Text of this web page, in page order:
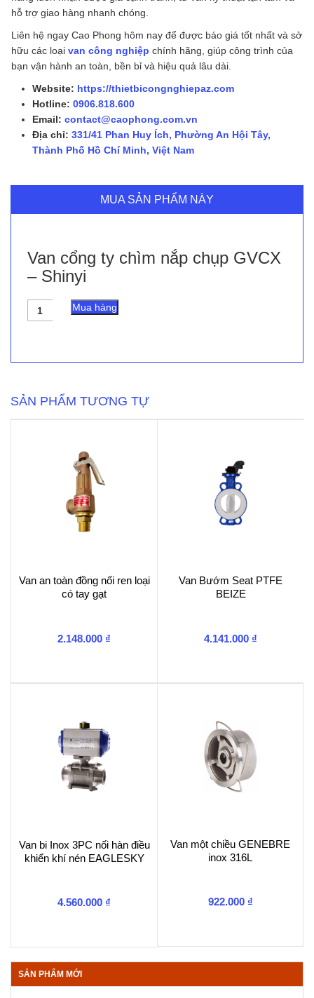
hỗ trợ giao hàng nhanh chóng.
Liên hệ ngay Cao Phong hôm nay để được báo giá tốt nhất và sở
hữu các loại van công nghiệp chính hãng, giúp công trình của
bạn vận hành an toàn, bền bỉ và hiệu quả lâu dài.
Website: https://thietbicongnghiepaz.com
Hotline: 0906.818.600
Email: contact@caophong.com.vn
Địa chỉ: 331/41 Phan Huy Ích, Phường An Hội Tây,
Thành Phố Hồ Chí Minh, Việt Nam
MUA SẢN PHẨM NÀY
Van cổng ty chìm nắp chụp GVCX
– Shinyi
Van
cổng
Shinyi
số
Mua hàng
SẢN PHẨM TƯƠNG TỰ
Van an toàn đồng nối ren loại
có tay gạt
2.148.000 ₫
Van Bướm Seat PTFE
BEIZE
4.141.000 ₫
Van bi Inox 3PC nối hàn điều
khiển khí nén EAGLESKY
4.560.000 ₫
Van một chiều GENEBRE
inox 316L
922.000 ₫
SẢN PHẨM MỚI